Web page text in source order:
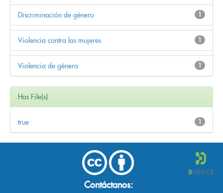
1
Discriminación de género
1
Violencia contra las mujeres
1
Violencia de género
Has File(s)
1
true
Contáctanos: